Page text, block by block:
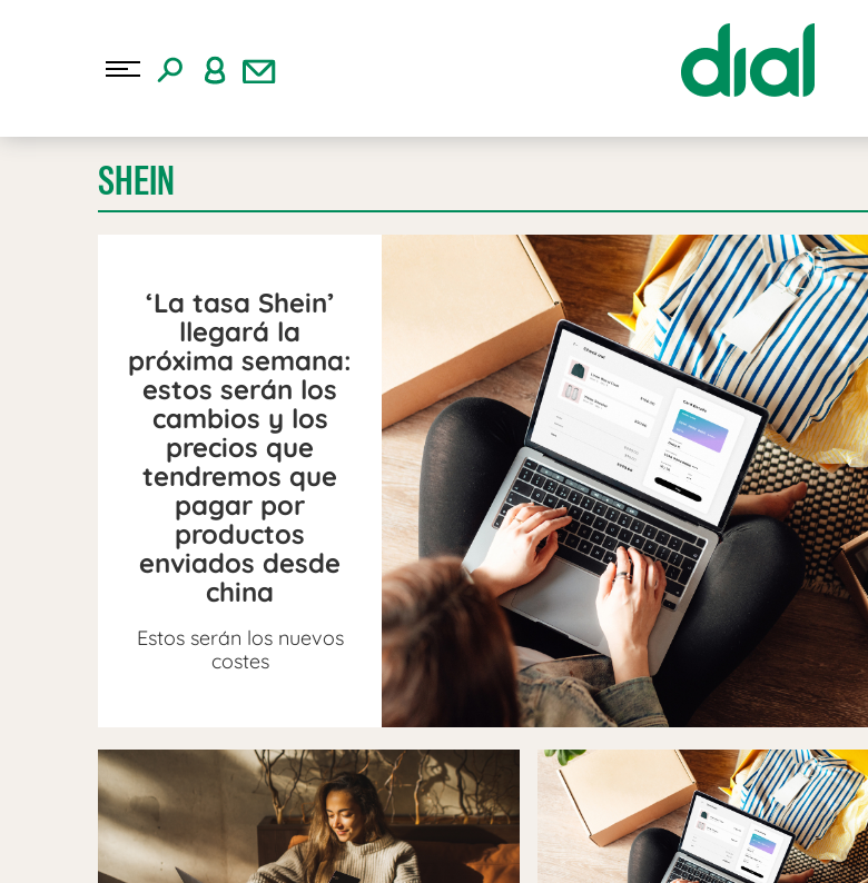
SHEIN
‘La tasa Shein’
llegará la
próxima semana:
estos serán los
cambios y los
precios que
tendremos que
pagar por
productos
enviados desde
china
Estos serán los nuevos
costes